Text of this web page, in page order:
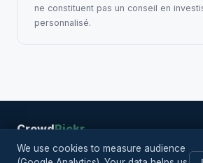
ne constituent pas un conseil en
personnalisé.
CrowdPickr
Projects PlatformsArticlesMethodologyAbout
Terms
We use cookies to measure audience